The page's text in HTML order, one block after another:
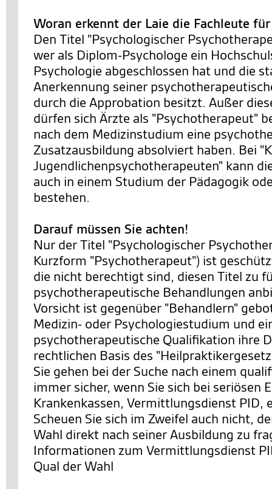
Woran erkennt der Laie die Fachleute
Den Titel "Psychologischer
wer als Diplom-Psychologe ein
Psychologie abgeschlossen hat und die
Anerkennung seiner
durch die Approbation besitzt. Außer
dürfen sich Ärzte als "Psychotherapeut"
nach dem Medizinstudium eine
Zusatzausbildung absolviert haben. Bei
Jugendlichenpsychotherapeuten" kann
auch in einem Studium der Pädagogik
bestehen.
Darauf müssen Sie achten!
Nur der Titel "Psychologischer
Kurzform "Psychotherapeut") ist
die nicht berechtigt sind, diesen Titel zu
psychotherapeutische Behandlungen
Vorsicht ist gegenüber "Behandlern"
Medizin- oder Psychologiestudium und
psychotherapeutische Qualifikation ihre
rechtlichen Basis des
Sie gehen bei der Suche nach einem
immer sicher, wenn Sie sich bei seriösen
Krankenkassen, Vermittlungsdienst PID,
Scheuen Sie sich im Zweifel auch nicht,
Wahl direkt nach seiner Ausbildung zu
Informationen zum Vermittlungsdienst
Qual der Wahl